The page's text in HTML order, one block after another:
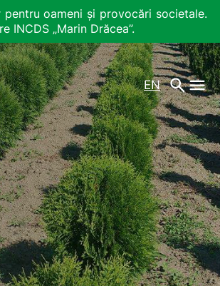
pentru oameni și provocări societale.
INCDS „Marin Drăcea”.
EN